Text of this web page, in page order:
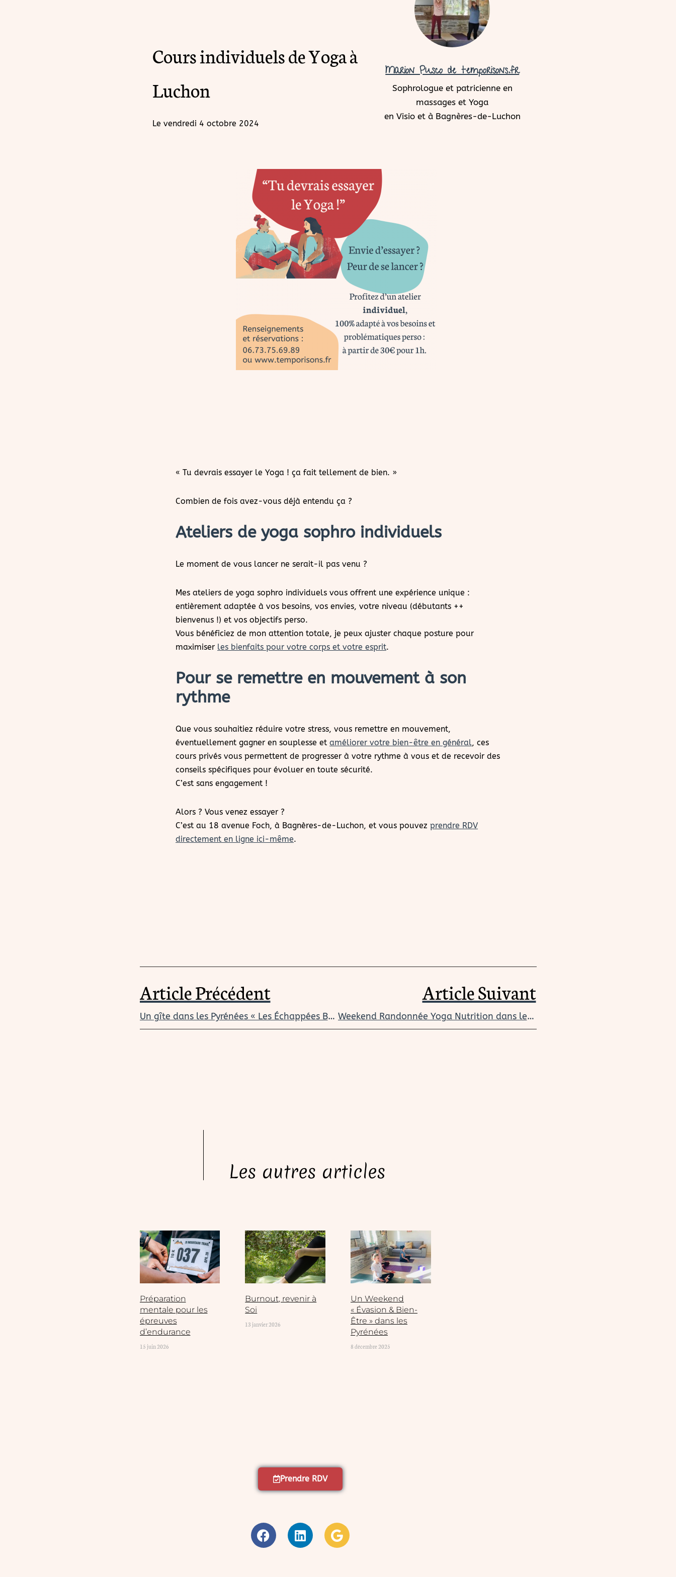
Cours individuels de Yoga à
Luchon
Le vendredi 4 octobre 2024
Marion Pusco de temporisons.fr
Sophrologue et patricienne en
massages et Yoga
en Visio et à Bagnères-de-Luchon
« Tu devrais essayer le Yoga ! ça fait tellement de bien. »
Combien de fois avez-vous déjà entendu ça ?
Ateliers de yoga sophro individuels
Le moment de vous lancer ne serait-il pas venu ?
Mes ateliers de yoga sophro individuels vous offrent une expérience unique :
entièrement adaptée à vos besoins, vos envies, votre niveau (débutants ++
bienvenus !) et vos objectifs perso.
Vous bénéficiez de mon attention totale, je peux ajuster chaque posture pour
maximiser les bienfaits pour votre corps et votre esprit.
Pour se remettre en mouvement à son
rythme
Que vous souhaitiez réduire votre stress, vous remettre en mouvement,
éventuellement gagner en souplesse etaméliorer votre bien-être en général, ces
cours privés vous permettent de progresser à votre rythme à vous et de recevoir des
conseils spécifiques pour évoluer en toute sécurité.
C’est sans engagement !
Alors ? Vous venez essayer ?
C’est au 18 avenue Foch, à Bagnères-de-Luchon, et vous pouvezprendre RDV
directement en ligne ici-même.
Article Précédent
Un gîte dans les Pyrénées « Les Échappées Belles »
Article Suivant
Weekend Randonnée Yoga Nutrition dans les Pyrénées
Les autres articles
Préparation
mentale pour les
épreuves
d’endurance
15 juin 2026
Burnout, revenir à
Soi
13 janvier 2026
Un Weekend
« Évasion & Bien-
Être » dans les
Pyrénées
8 décembre 2025
Prendre RDV